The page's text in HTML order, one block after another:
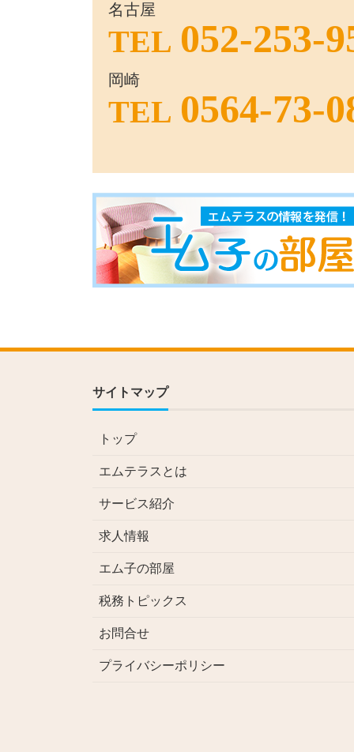
名古屋
TEL 052-253-
岡崎
TEL 0564-73-
サイトマップ
トップ
エムテラスとは
サービス紹介
求人情報
エム子の部屋
税務トピックス
お問合せ
プライバシーポリシー